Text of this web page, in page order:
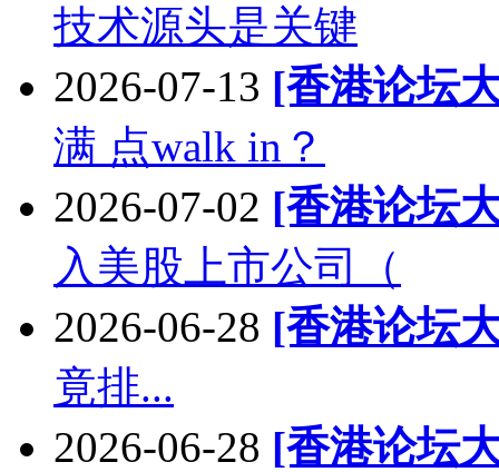
技术源头是关键
2026-07-13 [香港论坛
满 点walk in？
2026-07-02 [香港论坛
入美股上市公司（
2026-06-28 [香港论坛
竟排...
2026-06-28 [香港论坛